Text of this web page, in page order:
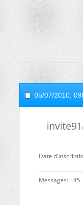
05/07/2010,
Date
Messages 45